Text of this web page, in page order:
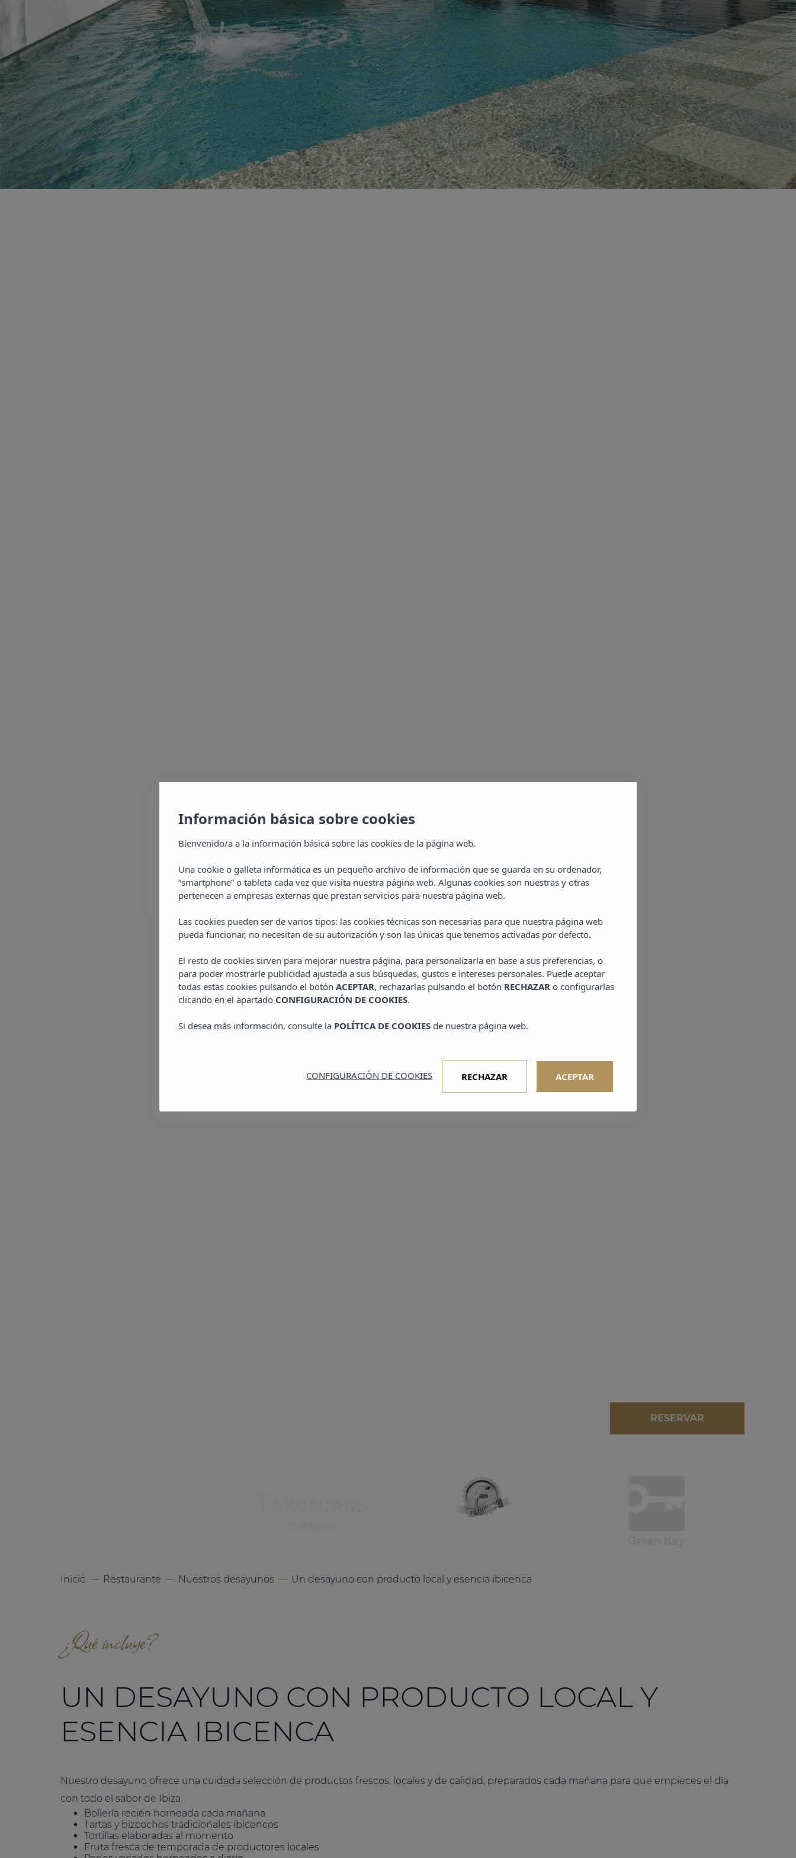
RESERVAR
Inicio Restaurante Nuestros desayunos Un desayuno con producto local y esencia ibicenca
¿Qué incluye?
UN DESAYUNO CON PRODUCTO LOCAL Y
ESENCIA IBICENCA
Nuestro desayuno ofrece una cuidada selección de productos frescos, locales y de calidad, preparados cada mañana para que empieces el día
con todo el sabor de Ibiza.
Bollería recién horneada cada mañana
Tartas y bizcochos tradicionales ibicencos
Tortillas elaboradas al momento
Fruta fresca de temporada de productores locales
Información básica sobre cookies
Bienvenido/a a la información básica sobre las cookies de la página web.
Una cookie o galleta informática es un pequeño archivo de información que se guarda en su ordenador,
“smartphone” o tableta cada vez que visita nuestra página web. Algunas cookies son nuestras y otras
pertenecen a empresas externas que prestan servicios para nuestra página web.
Las cookies pueden ser de varios tipos: las cookies técnicas son necesarias para que nuestra página web
pueda funcionar, no necesitan de su autorización y son las únicas que tenemos activadas por defecto.
El resto de cookies sirven para mejorar nuestra página, para personalizarla en base a sus preferencias, o
para poder mostrarle publicidad ajustada a sus búsquedas, gustos e intereses personales. Puede aceptar
todas estas cookies pulsando el botón ACEPTAR, rechazarlas pulsando el botón RECHAZARo configurarlas
clicando en el apartado CONFIGURACIÓN DE COOKIES.
Si desea más información, consulte la POLÍTICA DE COOKIESde nuestra página web.
CONFIGURACIÓN DE COOKIES RECHAZAR ACEPTAR